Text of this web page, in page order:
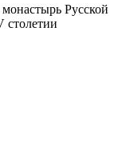
Русской
столетии